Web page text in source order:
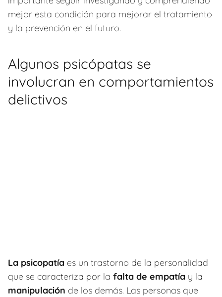
mejor esta condición para mejorar el tratamiento
y la prevención en el futuro.
Algunos psicópatas se
involucran en comportamientos
delictivos
La psicopatía es un trastorno de la personalidad
que se caracteriza por la falta de empatía y la
manipulación de los demás. Las personas que